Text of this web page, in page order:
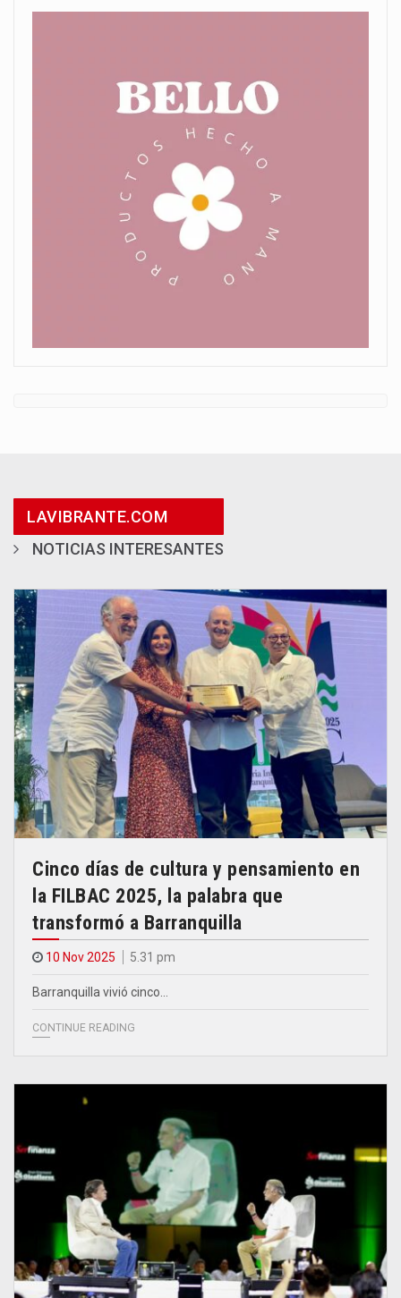
LAVIBRANTE.COM
NOTICIAS INTERESANTES
Cinco días de cultura y pensamiento en
la FILBAC 2025, la palabra que
transformó a Barranquilla
10 Nov 2025 5.31 pm
Barranquilla vivió cinco…
CONTINUE READING